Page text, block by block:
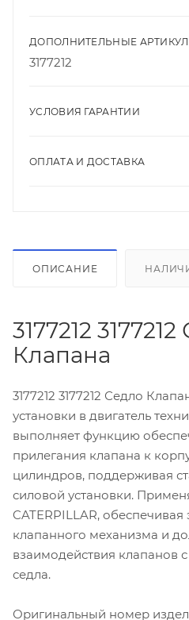
ДОПОЛНИТЕЛЬНЫЕ
3177212
УСЛОВИЯ ГАРАНТИИ
ОПЛАТА И ДОСТАВКА
ОПИСАНИЕ
3177212
Клапана
3177212 3177212 Седло
установки в двигатель
выполняет функцию
прилегания клапана к
цилиндров, поддерживая
силовой установки.
CATERPILLAR,
клапанного механизма и
взаимодействия клапанов
седла.
Оригинальный номер